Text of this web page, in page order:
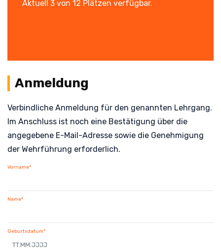
Aktuell 3 von 12 Plätzen verfügbar.
Anmeldung
Verbindliche Anmeldung für den genannten Lehrgang.
Im Anschluss ist noch eine Bestätigung über die
angegebene E-Mail-Adresse sowie die Genehmigung
der Wehrführung erforderlich.
Vorname*
Name*
Geburtsdatum*